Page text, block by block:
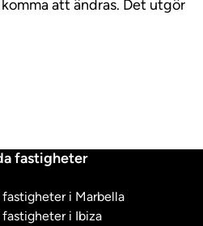
att ändras. Det utgör
fastigheter
fastigheter i Marbella
i Ibiza